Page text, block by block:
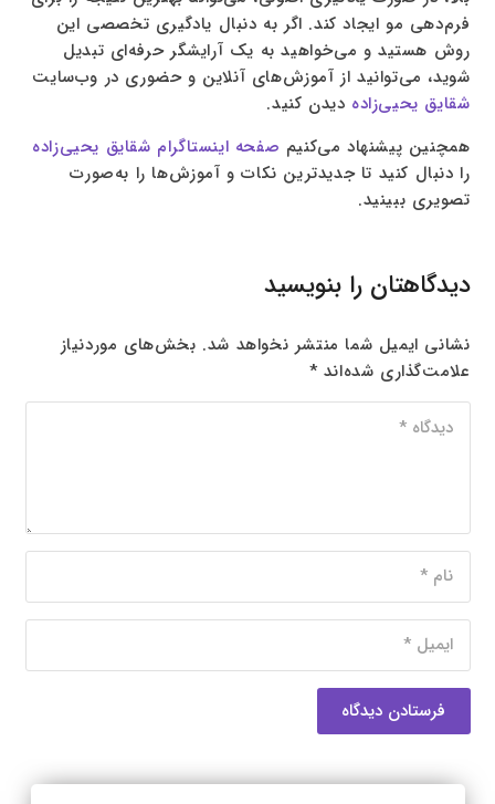
فرم‌دهی مو ایجاد کند. اگر به دنبال یادگیری تخصصی این
روش هستید و می‌خواهید به یک آرایشگر حرفه‌ای تبدیل
شوید، می‌توانید از آموزش‌های آنلاین و حضوری در وب‌سایت
شقایق یحیی‌زاده دیدن کنید.
همچنین پیشنهاد می‌کنیم صفحه اینستاگرام شقایق یحیی‌زاده
را دنبال کنید تا جدیدترین نکات و آموزش‌ها را به‌صورت
تصویری ببینید.
دیدگاهتان را بنویسید
نشانی ایمیل شما منتشر نخواهد شد. بخش‌های موردنیاز
علامت‌گذاری شده‌اند *
فرستادن دیدگاه